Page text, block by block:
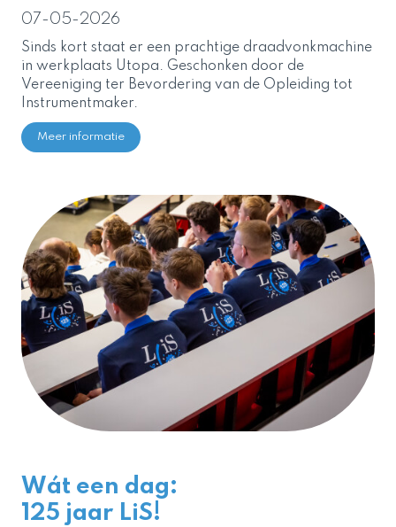
07-05-2026
Sinds kort staat er een prachtige draadvonkmachine
in werkplaats Utopa. Geschonken door de
Vereeniging ter Bevordering van de Opleiding tot
Instrumentmaker.
Meer informatie
Wát een dag:
125 jaar LiS!